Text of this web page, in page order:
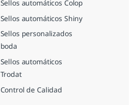
Sellos automáticos Colop
Sellos automáticos Shiny
Sellos personalizados
boda
Sellos automáticos
Trodat
Control de Calidad